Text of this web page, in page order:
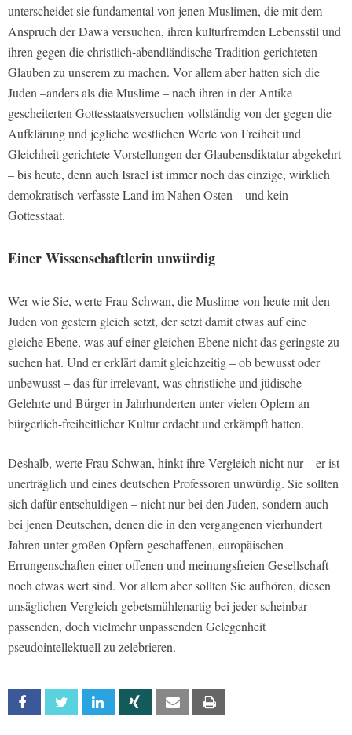
unterscheidet sie fundamental von jenen Muslimen, die mit dem
Anspruch der Dawa versuchen, ihren kulturfremden Lebensstil und
ihren gegen die christlich-abendländische Tradition gerichteten
Glauben zu unserem zu machen. Vor allem aber hatten sich die
Juden –anders als die Muslime – nach ihren in der Antike
gescheiterten Gottesstaatsversuchen vollständig von der gegen die
Aufklärung und jegliche westlichen Werte von Freiheit und
Gleichheit gerichtete Vorstellungen der Glaubensdiktatur abgekehrt
– bis heute, denn auch Israel ist immer noch das einzige, wirklich
demokratisch verfasste Land im Nahen Osten – und kein
Gottesstaat.
Einer Wissenschaftlerin unwürdig
Wer wie Sie, werte Frau Schwan, die Muslime von heute mit den
Juden von gestern gleich setzt, der setzt damit etwas auf eine
gleiche Ebene, was auf einer gleichen Ebene nicht das geringste zu
suchen hat. Und er erklärt damit gleichzeitig – ob bewusst oder
unbewusst – das für irrelevant, was christliche und jüdische
Gelehrte und Bürger in Jahrhunderten unter vielen Opfern an
bürgerlich-freiheitlicher Kultur erdacht und erkämpft hatten.
Deshalb, werte Frau Schwan, hinkt ihre Vergleich nicht nur – er ist
unerträglich und eines deutschen Professoren unwürdig. Sie sollten
sich dafür entschuldigen – nicht nur bei den Juden, sondern auch
bei jenen Deutschen, denen die in den vergangenen vierhundert
Jahren unter großen Opfern geschaffenen, europäischen
Errungenschaften einer offenen und meinungsfreien Gesellschaft
noch etwas wert sind. Vor allem aber sollten Sie aufhören, diesen
unsäglichen Vergleich gebetsmühlenartig bei jeder scheinbar
passenden, doch vielmehr unpassenden Gelegenheit
pseudointellektuell zu zelebrieren.
Facebook Twitter Linkedin Xing Email